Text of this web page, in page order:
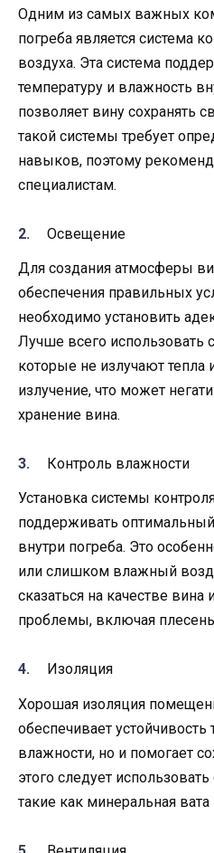
Одним из самых важных
погреба является система
воздуха. Эта система
температуру и влажность
позволяет вину сохранять
такой системы требует
навыков, поэтому
специалистам.
Освещение
Для создания атмосферы
обеспечения правильных
необходимо установить
Лучше всего использовать
которые не излучают тепла
излучение, что может
хранение вина.
Контроль влажности
Установка системы
поддерживать
внутри погреба. Это
или слишком влажный
сказаться на качестве
проблемы, включая
Изоляция
Хорошая изоляция
обеспечивает
влажности, но и помогает
этого следует
такие как минеральная